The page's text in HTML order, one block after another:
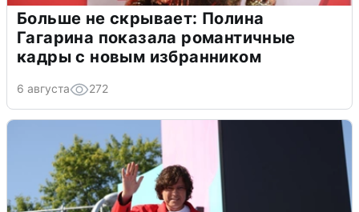
Больше не скрывает: Полина
Гагарина показала романтичные
кадры с новым избранником
6 августа 272